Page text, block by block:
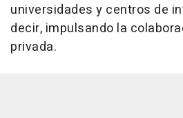
universidades y centros de
decir, impulsando la
privada.